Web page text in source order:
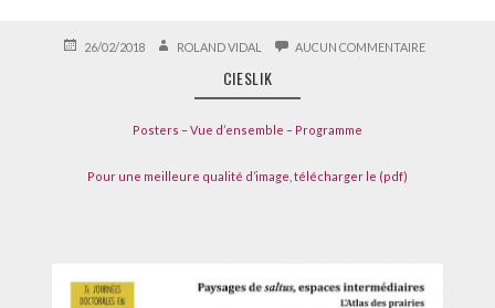
PUBLIÉ26/02/2018 AUTEURROLAND VIDAL AUCUN COMMENTAIRESUR
CIESLIK
Posters – Vue d’ensemble – Programme
Pour une meilleure qualité d’image, télécharger le (pdf)